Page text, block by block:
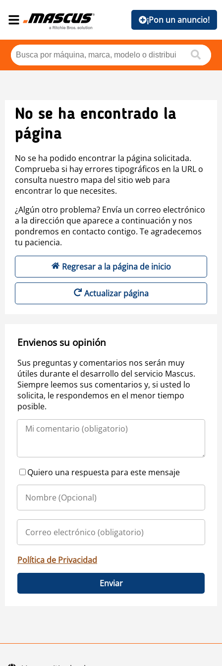
¡Pon un anuncio!
No se ha encontrado la
página
No se ha podido encontrar la página solicitada.
Comprueba si hay errores tipográficos en la URL o
consulta nuestro mapa del sitio web para
encontrar lo que necesites.
¿Algún otro problema? Envía un correo electrónico
a la dirección que aparece a continuación y nos
pondremos en contacto contigo. Te agradecemos
tu paciencia.
Regresar a la página de inicio
Actualizar página
Envienos su opinión
Sus preguntas y comentarios nos serán muy
útiles durante el desarrollo del servicio Mascus.
Siempre leemos sus comentarios y, si usted lo
solicita, le respondemos en el menor tiempo
posible.
Quiero una respuesta para este mensaje
Política de Privacidad
Enviar